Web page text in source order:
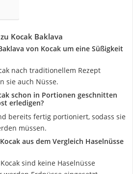
Kocak Baklava
von Kocak um eine Süßigkeit
nach traditionellem Rezept
sie auch Nüsse.
schon in Portionen geschnitten
erledigen?
bereits fertig portioniert, sodass sie
müssen.
aus dem Vergleich Haselnüsse
sind keine Haselnüsse